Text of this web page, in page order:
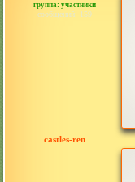
группа: участники
сообщений: 159
castles-ren